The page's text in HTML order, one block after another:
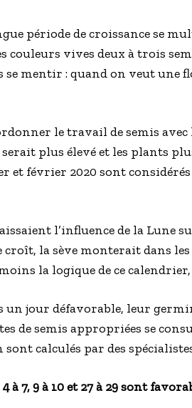
période de croissance se
couleurs vives deux à trois
se mentir : quand on veut une
le travail de semis
plus élevé et les plants
et février 2020 sont
l’influence de la Lune
croît, la sève monterait dans
moins la logique de ce
un jour défavorable, leur
de semis appropriées se
calculés par des
à 7, 9 à 10 et 27 à 29 sont